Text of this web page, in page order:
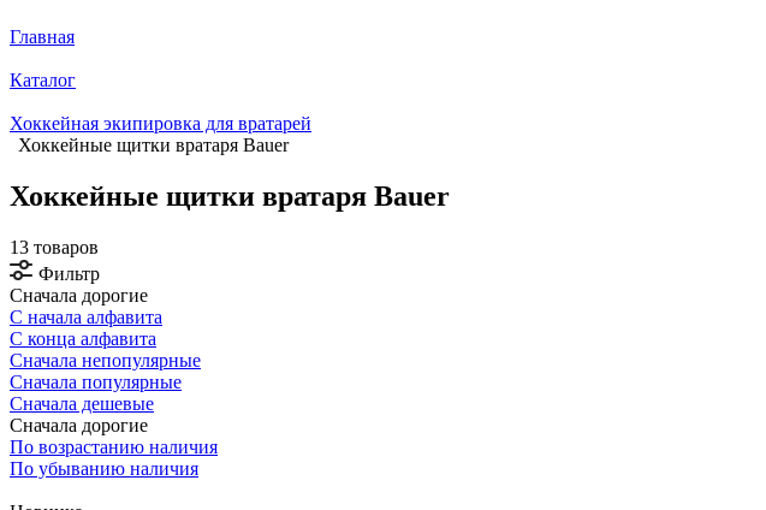
Главная
Каталог
Хоккейная экипировка для вратарей
Хоккейные щитки вратаря Bauer
Хоккейные щитки вратаря Bauer
13 товаров
Фильтр
Сначала дорогие
С начала алфавита
С конца алфавита
Сначала непопулярные
Сначала популярные
Сначала дешевые
Сначала дорогие
По возрастанию наличия
По убыванию наличия